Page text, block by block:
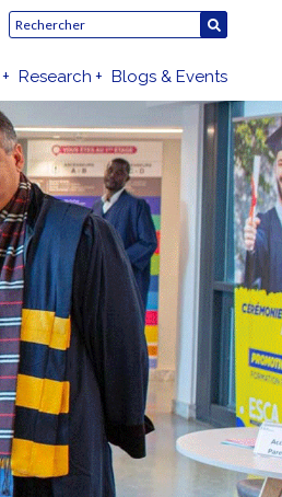
Research Blogs & Events